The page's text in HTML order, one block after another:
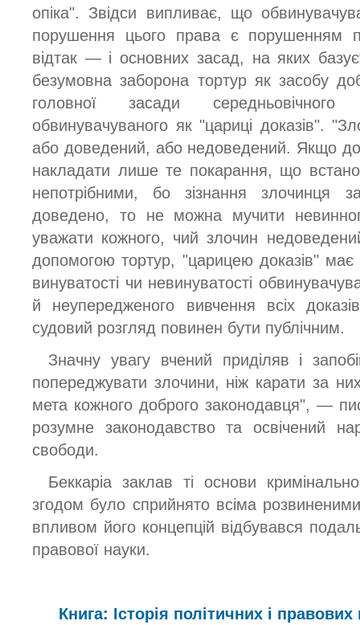
опіка". Звідси випливає, що
порушення цього права є порушенням
відтак — і основних засад, на яких
безумовна заборона тортур як засобу
головної засади
обвинувачуваного як "цариці доказів".
або доведений, або недоведений. Якщо
накладати лише те покарання, що
непотрібними, бо зізнання
доведено, то не можна мучити
уважати кожного, чий злочин
допомогою тортур, "царицею доказів" має
винуватості чи невинуватості
й неупередженого вивчення всіх
судовий розгляд повинен бути публічним.
Значну увагу вчений приділяв і
попереджувати злочини, ніж карати за
мета кожного доброго законодавця", —
розумне законодавство та освічений
свободи.
Беккаріа заклав ті основи
згодом було сприйнято всіма
впливом його концепцій відбувався
правової науки.
Книга: Історія політичних і